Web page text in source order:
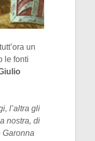
un
le fonti
l’altra gli
nostra, di
Garonna